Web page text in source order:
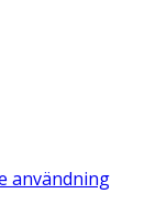
användning